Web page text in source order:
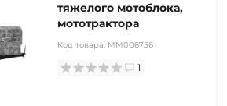
тяжелого мотоблока,
мототрактора
Код товара: MM006756
1